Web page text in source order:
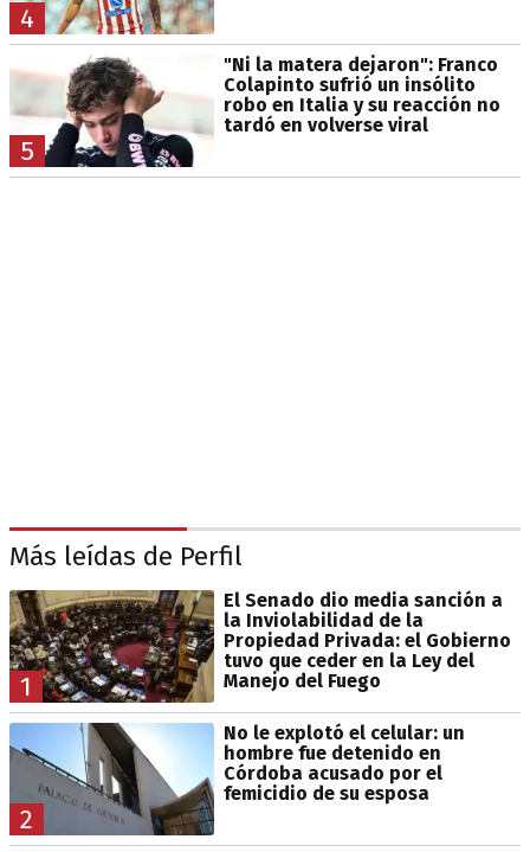
4
5
"Ni la matera dejaron": Franco
Colapinto sufrió un insólito
robo en Italia y su reacción no
tardó en volverse viral
Más leídas de Perfil
1
El Senado dio media sanción a
la Inviolabilidad de la
Propiedad Privada: el Gobierno
tuvo que ceder en la Ley del
Manejo del Fuego
2
No le explotó el celular: un
hombre fue detenido en
Córdoba acusado por el
femicidio de su esposa